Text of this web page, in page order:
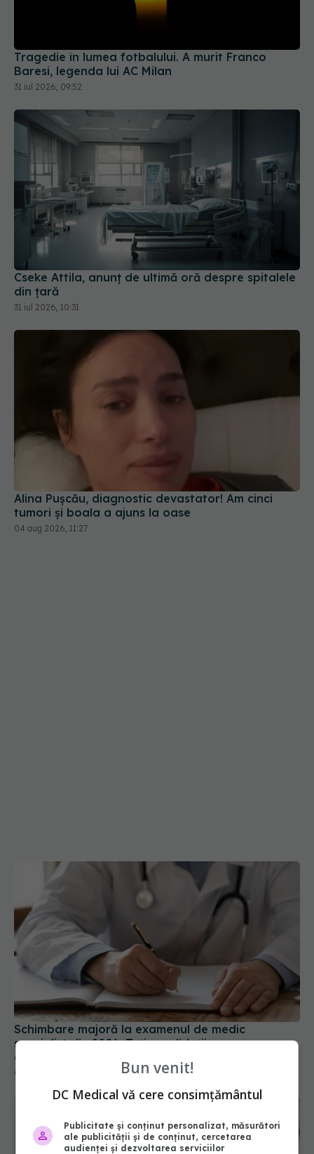
Baresi, legenda lui AC Milan
Cseke Attila, anunț de ultimă oră despre spitalele
din țară
Alina Pușcău, diagnostic devastator! Am cinci
tumori și boala a ajuns la oase
Schimbare majoră la examenul de medic
specialist din 2026. Toți candidații vor avea
aceleași subiecte
07 aug 2026, 11:52
Bun venit!
DC Medical vă cere consimțământul
Publicitate și conținut personalizat, măsurători
ale publicității și de conținut, cercetarea
audienței și dezvoltarea serviciilor